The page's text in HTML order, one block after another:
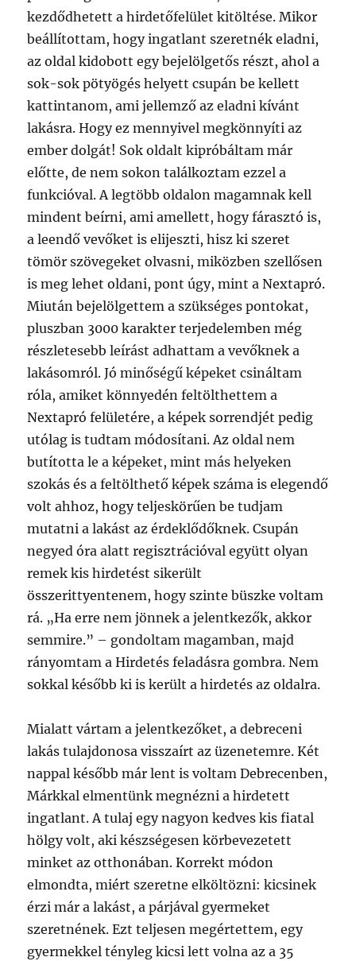
kezdődhetett a hirdetőfelület kitöltése. Mikor
beállítottam, hogy ingatlant szeretnék eladni,
az oldal kidobott egy bejelölgetős részt, ahol a
sok-sok pötyögés helyett csupán be kellett
kattintanom, ami jellemző az eladni kívánt
lakásra. Hogy ez mennyivel megkönnyíti az
ember dolgát! Sok oldalt kipróbáltam már
előtte, de nem sokon találkoztam ezzel a
funkcióval. A legtöbb oldalon magamnak kell
mindent beírni, ami amellett, hogy fárasztó is,
a leendő vevőket is elijeszti, hisz ki szeret
tömör szövegeket olvasni, miközben szellősen
is meg lehet oldani, pont úgy, mint a Nextapró.
Miután bejelölgettem a szükséges pontokat,
pluszban 3000 karakter terjedelemben még
részletesebb leírást adhattam a vevőknek a
lakásomról. Jó minőségű képeket csináltam
róla, amiket könnyedén feltölthettem a
Nextapró felületére, a képek sorrendjét pedig
utólag is tudtam módosítani. Az oldal nem
butította le a képeket, mint más helyeken
szokás és a feltölthető képek száma is elegendő
volt ahhoz, hogy teljeskörűen be tudjam
mutatni a lakást az érdeklődőknek. Csupán
negyed óra alatt regisztrációval együtt olyan
remek kis hirdetést sikerült
összerittyentenem, hogy szinte büszke voltam
rá. „Ha erre nem jönnek a jelentkezők, akkor
semmire.” – gondoltam magamban, majd
rányomtam a Hirdetés feladásra gombra. Nem
sokkal később ki is került a hirdetés az oldalra.
Mialatt vártam a jelentkezőket, a debreceni
lakás tulajdonosa visszaírt az üzenetemre. Két
nappal később már lent is voltam Debrecenben,
Márkkal elmentünk megnézni a hirdetett
ingatlant. A tulaj egy nagyon kedves kis fiatal
hölgy volt, aki készségesen körbevezetett
minket az otthonában. Korrekt módon
elmondta, miért szeretne elköltözni: kicsinek
érzi már a lakást, a párjával gyermeket
szeretnének. Ezt teljesen megértettem, egy
gyermekkel tényleg kicsi lett volna az a 35